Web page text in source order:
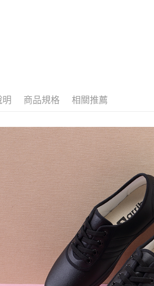
明 商品規格 相關推薦